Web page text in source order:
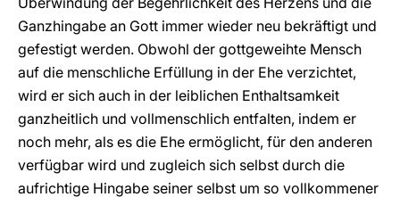
Ganzhingabe an Gott immer wieder neu bekräftigt und
gefestigt werden. Obwohl der gottgeweihte Mensch
auf die menschliche Erfüllung in der Ehe verzichtet,
wird er sich auch in der leiblichen Enthaltsamkeit
ganzheitlich und vollmenschlich entfalten, indem er
noch mehr, als es die Ehe ermöglicht, für den anderen
verfügbar wird und zugleich sich selbst durch die
aufrichtige Hingabe seiner selbst um so vollkommener